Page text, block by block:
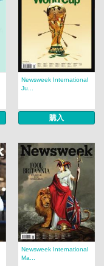
Newsweek International
Ju...
購入
Newsweek International
Ma...